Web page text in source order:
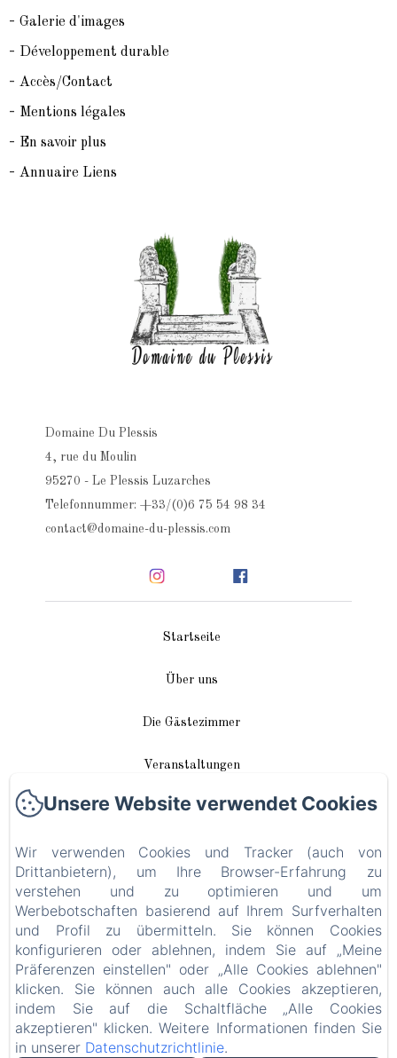
- Galerie d'images
- Développement durable
- Accès/Contact
- Mentions légales
- En savoir plus
- Annuaire Liens
Domaine Du Plessis
4, rue du Moulin
95270 - Le Plessis Luzarches
Telefonnummer: +33/(0)6 75 54 98 34
contact@domaine-du-plessis.com
Startseite
Über uns
Die Gästezimmer
Veranstaltungen
In unserer Nähe
Anreise / Kontakt
Plan du site
Blog
Rechtliche Informationen
EN FR DE
Unsere Website verwendet Cookies
Wir verwenden Cookies und Tracker (auch von
Drittanbietern), um Ihre Browser-Erfahrung zu
verstehen und zu optimieren und um
Werbebotschaften basierend auf Ihrem Surfverhalten
und Profil zu übermitteln. Sie können Cookies
konfigurieren oder ablehnen, indem Sie auf „Meine
Präferenzen einstellen" oder „Alle Cookies ablehnen"
klicken. Sie können auch alle Cookies akzeptieren,
indem Sie auf die Schaltfläche „Alle Cookies
akzeptieren" klicken. Weitere Informationen finden Sie
in unserer Datenschutzrichtlinie.